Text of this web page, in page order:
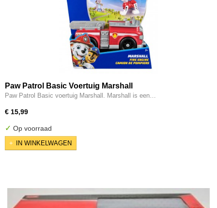
Paw Patrol Basic Voertuig Marshall
Paw Patrol Basic voertuig Marshall. Marshall is een…
€ 15,99
✓ Op voorraad
IN WINKELWAGEN